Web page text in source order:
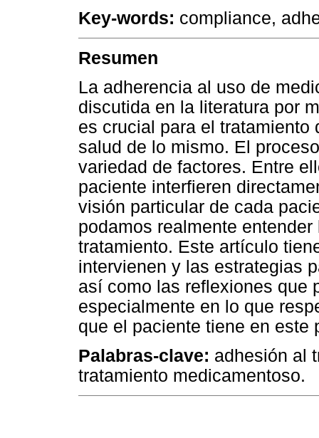
Key-words: compliance,
Resumen
La adherencia al uso de
discutida en la literatura por
es crucial para el tratamiento
salud de lo mismo. El
variedad de factores. Entre
paciente interfieren
visión particular de cada
podamos realmente
tratamiento. Este artículo
intervienen y las estrategias
así como las reflexiones que
especialmente en lo que
que el paciente tiene en este
Palabras-clave: adhesión al
tratamiento medicamentoso.